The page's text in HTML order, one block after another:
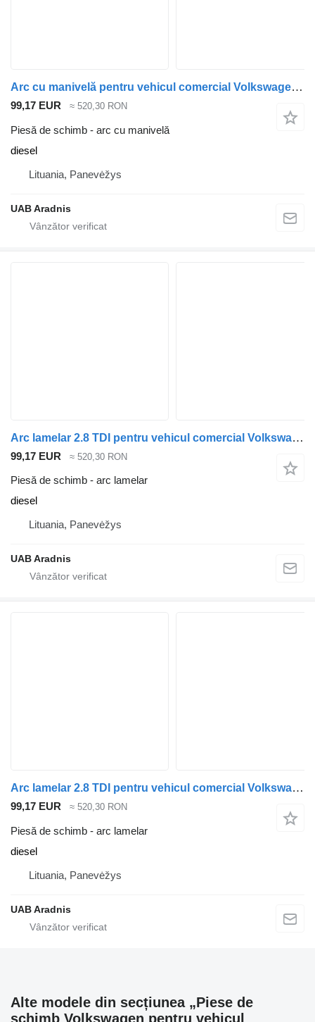
Arc cu manivelă pentru vehicul comercial Volkswagen LT 28-46 II Flatbed (2DC, 2DF, 2
99,17 EUR ≈ 520,30 RON
Piesă de schimb - arc cu manivelă
diesel
Lituania, Panevėžys
UAB Aradnis
Arc lamelar 2.8 TDI pentru vehicul comercial Volkswagen LT 28-46 II Flatbed (2DC, 2DF)
99,17 EUR ≈ 520,30 RON
Piesă de schimb - arc lamelar
diesel
Lituania, Panevėžys
UAB Aradnis
Arc lamelar 2.8 TDI pentru vehicul comercial Volkswagen LT 28-46 II Flatbed (2DC, 2DF)
99,17 EUR ≈ 520,30 RON
Piesă de schimb - arc lamelar
diesel
Lituania, Panevėžys
UAB Aradnis
Alte modele din secțiunea „Piese de
schimb Volkswagen pentru vehicul